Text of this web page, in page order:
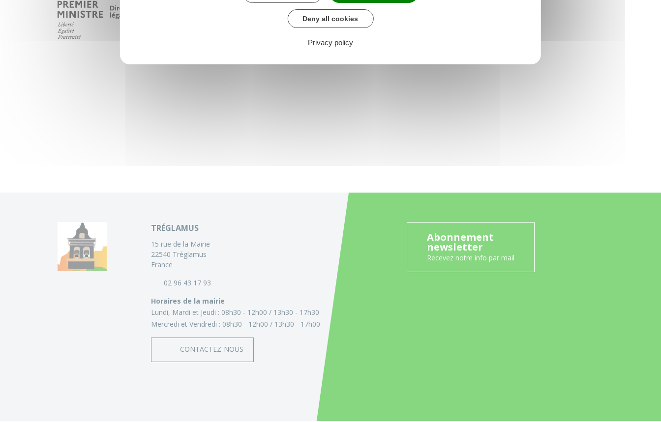
TRÉGLAMUS
15 rue de la Mairie
22540 Tréglamus
France
02 96 43 17 93
Horaires de la mairie
Lundi, Mardi et Jeudi : 08h30 - 12h00
13h30 - 17h30
Mercredi et Vendredi : 08h30 - 12h00 13h30 - 17h00
CONTACTEZ-NOUS
Abonnement
newsletter
Recevez notre info par mail
Deny all cookies
Privacy policy